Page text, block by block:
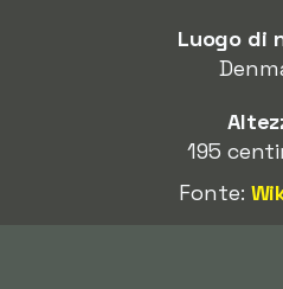
Luogo di
195
Fonte: